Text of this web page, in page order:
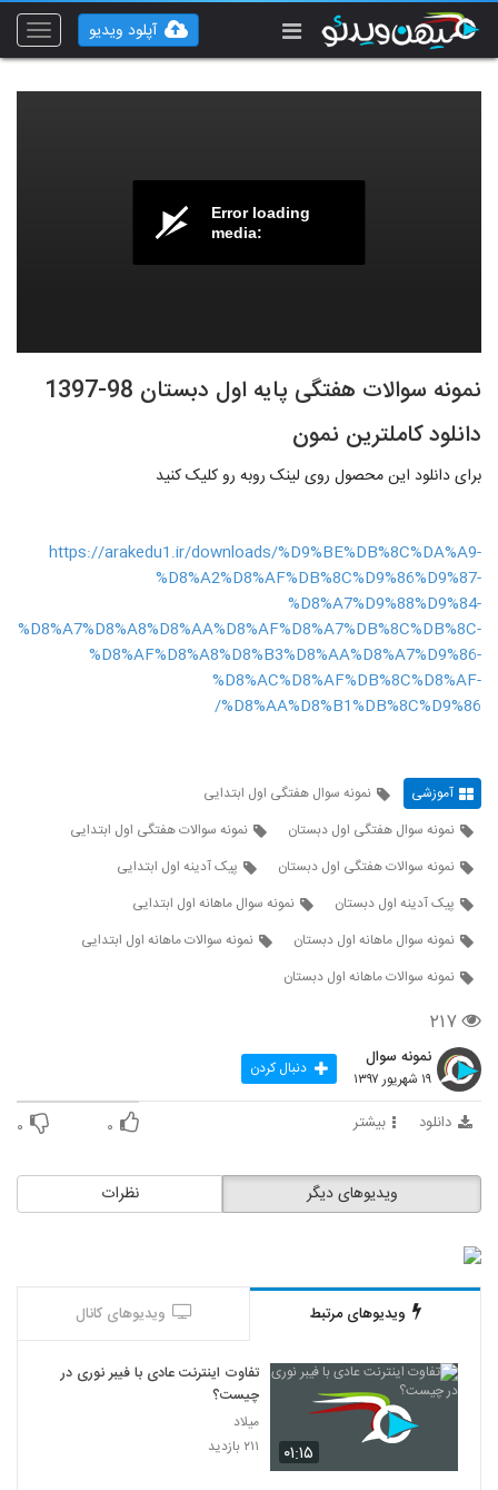
Toggle
آپلود ویدیو
Error loading
media:
نمونه سوالات هفتگی پایه اول دبستان 98-1397
دانلود کاملترین نمون
برای دانلود این محصول روی لینک روبه رو کلیک کنید
https://arakedu1.ir/downloads/%D9%BE%DB%8C%DA%A9-
%D8%A2%D8%AF%DB%8C%D9%86%D9%87-
%D8%A7%D9%88%D9%84-
%D8%A7%D8%A8%D8%AA%D8%AF%D8%A7%DB%8C%DB%8C-
%D8%AF%D8%A8%D8%B3%D8%AA%D8%A7%D9%86-
%D8%AC%D8%AF%DB%8C%D8%AF-
%D8%AA%D8%B1%DB%8C%D9%86/
آموزشی
نمونه سوال هفتگی اول ابتدایی
نمونه سوال هفتگی اول دبستان
نمونه سوالات هفتگی اول ابتدایی
نمونه سوالات هفتگی اول دبستان
پیک آدینه اول ابتدایی
پیک آدینه اول دبستان
نمونه سوال ماهانه اول ابتدایی
نمونه سوال ماهانه اول دبستان
نمونه سوالات ماهانه اول ابتدایی
نمونه سوالات ماهانه اول دبستان
۲۱۷
نمونه سوال
۱۹ شهریور ۱۳۹۷ دنبال کردن
دانلود بیشتر ۰ ۰
نظرات ویدیوهای دیگر
ویدیوهای مرتبط ویدیوهای کانال
۰۱:۱۵
تفاوت اینترنت عادی با فیبر نوری در
چیست؟
میلاد
۲۱۱ بازدید